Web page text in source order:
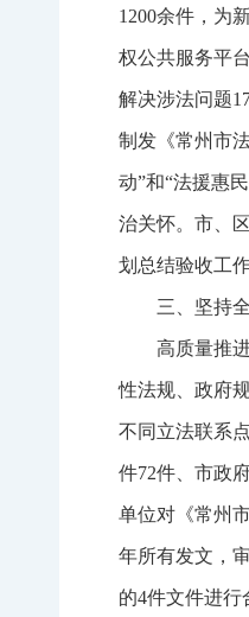
1200余件，为
权公共服务平
解决涉法问题
制发《常州市
动”和“法援惠
治关怀。市、
划总结验收工
三、坚持
高质量推
性法规、政府
不同立法联系
件72件、市政
单位对《常州
年所有发文，
的4件文件进